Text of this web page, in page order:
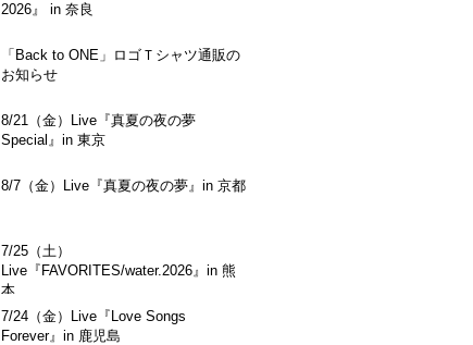
2026』 in 奈良
「Back to ONE」ロゴＴシャツ通販の
お知らせ
8/21（金）Live『真夏の夜の夢
Special』in 東京
8/7（金）Live『真夏の夜の夢』in 京都
7/25（土）
Live『FAVORITES/water.2026』in 熊
本
7/24（金）Live『Love Songs
Forever』in 鹿児島